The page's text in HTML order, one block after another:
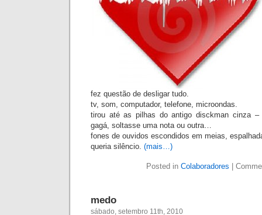
fez questão de desligar tudo.
tv, som, computador, telefone, microondas.
tirou até as pilhas do antigo disckman cinza
gagá, soltasse uma nota ou outra…
fones de ouvidos escondidos em meias,
queria silêncio. (mais…)
Posted in Colaboradores
medo
sábado, setembro 11th, 2010